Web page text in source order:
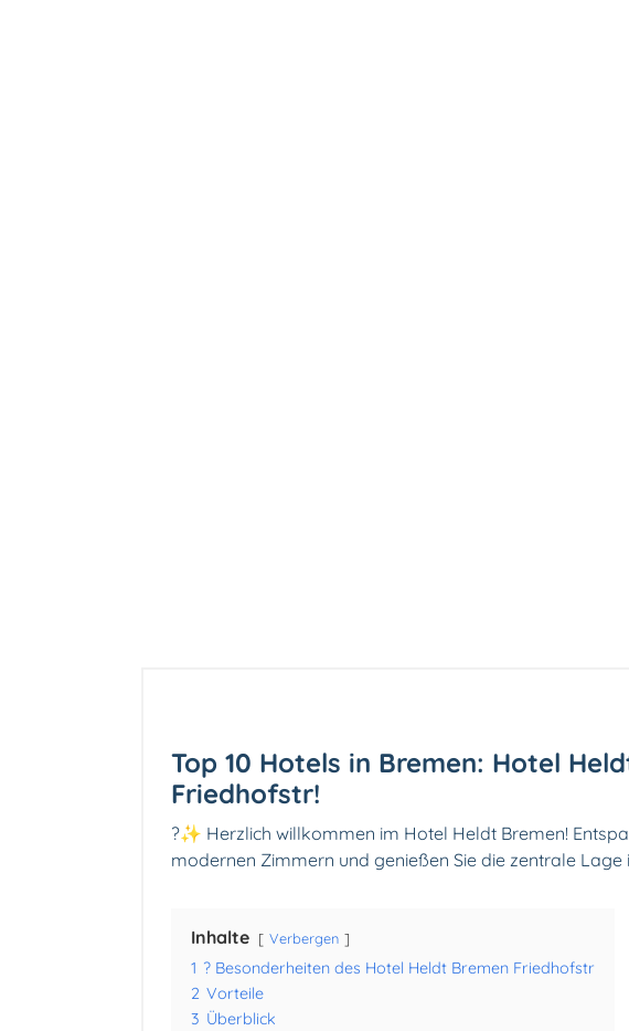
Top 10 Hotels in Bremen: Hotel
Friedhofstr!
?✨ Herzlich willkommen im Hotel Heldt Bremen!
modernen Zimmern und genießen Sie die zentrale
Inhalte Verbergen
1 ? Besonderheiten des Hotel Heldt Bremen Friedhofstr
2 Vorteile
3 Überblick